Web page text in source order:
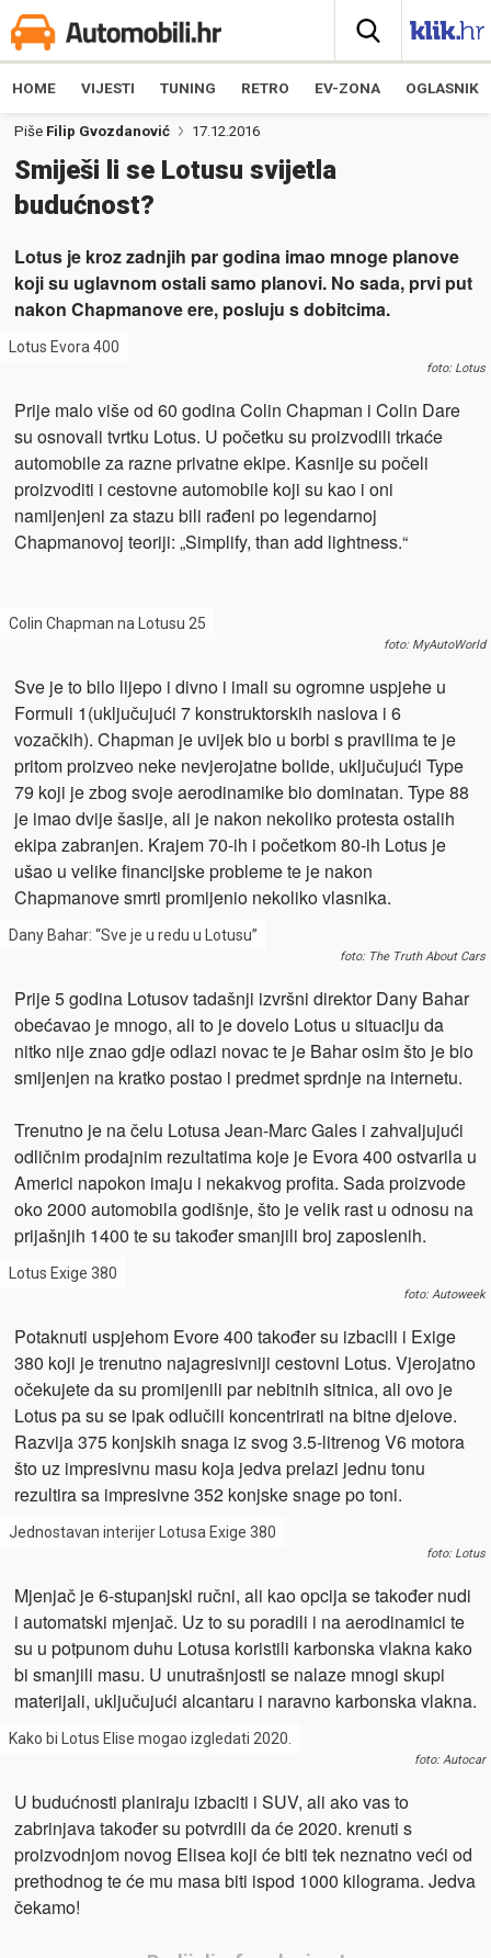
HOME VIJESTI TUNING RETRO EV-ZONA OGLASNIK
Piše Filip Gvozdanović 17.12.2016
Smiješi li se Lotusu svijetla
budućnost?
Lotus je kroz zadnjih par godina imao mnoge planove
koji su uglavnom ostali samo planovi. No sada, prvi put
nakon Chapmanove ere, posluju s dobitcima.
Lotus Evora 400
foto: Lotus
Prije malo više od 60 godina Colin Chapman i Colin Dare
su osnovali tvrtku Lotus. U početku su proizvodili trkaće
automobile za razne privatne ekipe. Kasnije su počeli
proizvoditi i cestovne automobile koji su kao i oni
namijenjeni za stazu bili rađeni po legendarnoj
Chapmanovoj teoriji: „Simplify, than add lightness.“
Colin Chapman na Lotusu 25
foto: MyAutoWorld
Sve je to bilo lijepo i divno i imali su ogromne uspjehe u
Formuli 1(uključujući 7 konstruktorskih naslova i 6
vozačkih). Chapman je uvijek bio u borbi s pravilima te je
pritom proizveo neke nevjerojatne bolide, uključujući Type
79 koji je zbog svoje aerodinamike bio dominatan. Type 88
je imao dvije šasije, ali je nakon nekoliko protesta ostalih
ekipa zabranjen. Krajem 70-ih i početkom 80-ih Lotus je
ušao u velike financijske probleme te je nakon
Chapmanove smrti promijenio nekoliko vlasnika.
Dany Bahar: “Sve je u redu u Lotusu”
foto: The Truth About Cars
Prije 5 godina Lotusov tadašnji izvršni direktor Dany Bahar
obećavao je mnogo, ali to je dovelo Lotus u situaciju da
nitko nije znao gdje odlazi novac te je Bahar osim što je bio
smijenjen na kratko postao i predmet sprdnje na internetu.
Trenutno je na čelu Lotusa Jean-Marc Gales i zahvaljujući
odličnim prodajnim rezultatima koje je Evora 400 ostvarila u
Americi napokon imaju i nekakvog profita. Sada proizvode
oko 2000 automobila godišnje, što je velik rast u odnosu na
prijašnjih 1400 te su također smanjili broj zaposlenih.
Lotus Exige 380
foto: Autoweek
Potaknuti uspjehom Evore 400 također su izbacili i Exige
380 koji je trenutno najagresivniji cestovni Lotus. Vjerojatno
očekujete da su promijenili par nebitnih sitnica, ali ovo je
Lotus pa su se ipak odlučili koncentrirati na bitne djelove.
Razvija 375 konjskih snaga iz svog 3.5-litrenog V6 motora
što uz impresivnu masu koja jedva prelazi jednu tonu
rezultira sa impresivne 352 konjske snage po toni.
Jednostavan interijer Lotusa Exige 380
foto: Lotus
Mjenjač je 6-stupanjski ručni, ali kao opcija se također nudi
i automatski mjenjač. Uz to su poradili i na aerodinamici te
su u potpunom duhu Lotusa koristili karbonska vlakna kako
bi smanjili masu. U unutrašnjosti se nalaze mnogi skupi
materijali, uključujući alcantaru i naravno karbonska vlakna.
Kako bi Lotus Elise mogao izgledati 2020.
foto: Autocar
U budućnosti planiraju izbaciti i SUV, ali ako vas to
zabrinjava također su potvrdili da će 2020. krenuti s
proizvodnjom novog Elisea koji će biti tek neznatno veći od
prethodnog te će mu masa biti ispod 1000 kilograma. Jedva
čekamo!